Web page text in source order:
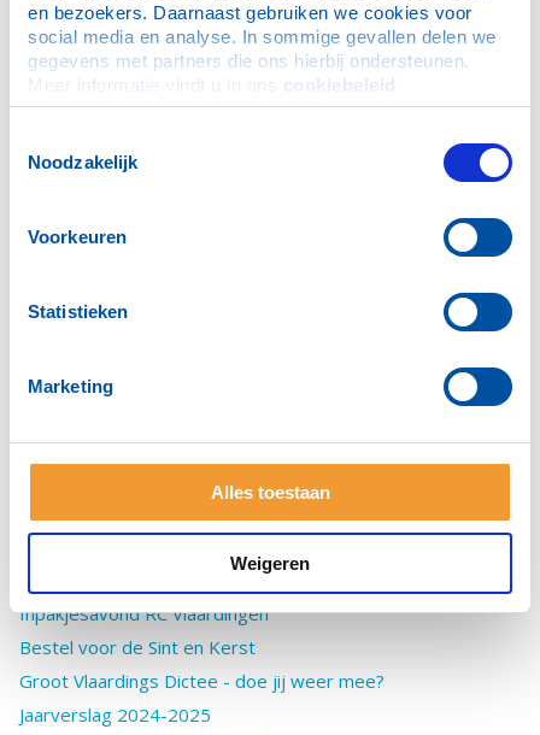
en bezoekers. Daarnaast gebruiken we cookies voor
social media en analyse. In sommige gevallen delen we
gegevens met partners die ons hierbij ondersteunen.
Meer informatie vindt u in ons cookiebeleid
Noodzakelijk
Voorkeuren
Statistieken
Marketing
Alles toestaan
Weigeren
Facebook
Wereld Menstruatiedag
Stichting Vechten met de Meiden
Inpakjesavond RC Vlaardingen
Bestel voor de Sint en Kerst
Groot Vlaardings Dictee - doe jij weer mee?
Jaarverslag 2024-2025